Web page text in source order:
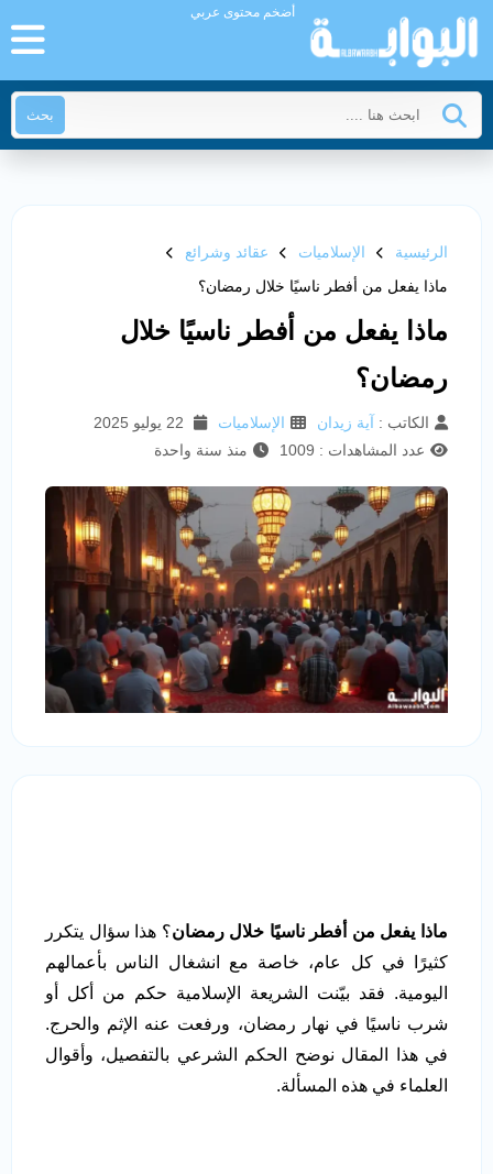
أضخم محتوى عربي
بحث
الرئيسية الإسلاميات
عقائد وشرائع
ماذا يفعل من أفطر ناسيًا خلال رمضان؟
ماذا يفعل من أفطر ناسيًا خلال
رمضان؟
الكاتب : آية زيدان الإسلاميات
عدد المشاهدات : 1009
منذ سنة واحدة
ماذا يفعل من أفطر ناسيًا خلال رمضان؟ هذا سؤال يتكرر
كثيرًا في كل عام، خاصة مع انشغال الناس بأعمالهم
اليومية. فقد بيّنت الشريعة الإسلامية حكم من أكل أو
شرب ناسيًا في نهار رمضان، ورفعت عنه الإثم والحرج.
في هذا المقال نوضح الحكم الشرعي بالتفصيل، وأقوال
العلماء في هذه المسألة.